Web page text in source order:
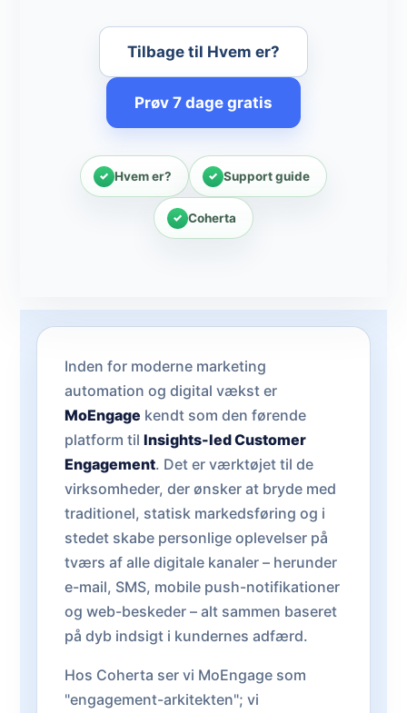
Tilbage til Hvem er?
Prøv 7 dage gratis
Hvem er? Support guide
Coherta
Inden for moderne marketing
automation og digital vækst er
MoEngage kendt som den førende
platform til Insights-led Customer
Engagement. Det er værktøjet til de
virksomheder, der ønsker at bryde med
traditionel, statisk markedsføring og i
stedet skabe personlige oplevelser på
tværs af alle digitale kanaler – herunder
e-mail, SMS, mobile push-notifikationer
og web-beskeder – alt sammen baseret
på dyb indsigt i kundernes adfærd.
Hos Coherta ser vi MoEngage som
"engagement-arkitekten"; vi